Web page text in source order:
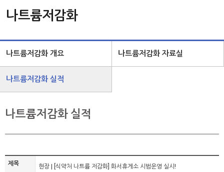
나트륨저감화
나트륨저감화 개요 나트륨저감화 자료실
나트륨저감화 실적
나트륨저감화 실적
제목 현장 | [식약처 나트륨 저감화] 화서휴게소 시범운영 실시!